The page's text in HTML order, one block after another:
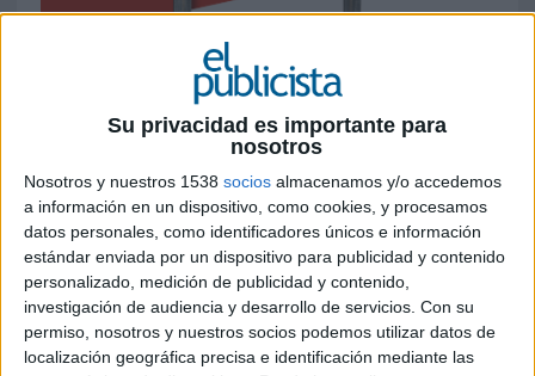
Su privacidad es importante para
nosotros
Nosotros y nuestros 1538 socios almacenamos y/o accedemos
a información en un dispositivo, como cookies, y procesamos
datos personales, como identificadores únicos e información
estándar enviada por un dispositivo para publicidad y contenido
personalizado, medición de publicidad y contenido,
investigación de audiencia y desarrollo de servicios. Con su
permiso, nosotros y nuestros socios podemos utilizar datos de
localización geográfica precisa e identificación mediante las
Ficha técnica ‘Un Viaje de Vuelta’
Anunciante: Rayo Vallecano de Madrid SAD
Marca: Rayo Vallecano
Producto: Campaña Abonados 2019-2020